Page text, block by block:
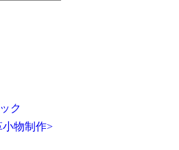
ク
小物制作>